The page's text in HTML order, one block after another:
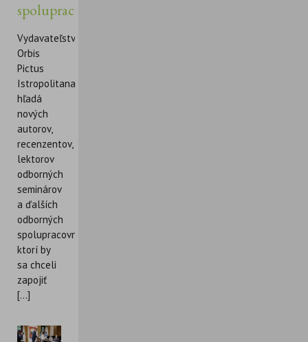
spolupracovníkov
Vydavateľstvo
Orbis
Pictus
Istropolitana
hľadá
nových
autorov,
recenzentov,
lektorov
odborných
seminárov
a ďalších
odborných
spolupracovníkov,
ktorí by
sa chceli
zapojiť
[...]